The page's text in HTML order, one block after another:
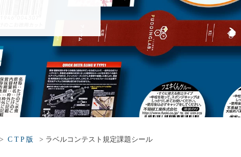
> CTP版 > ラベルコンテスト規定課題シール